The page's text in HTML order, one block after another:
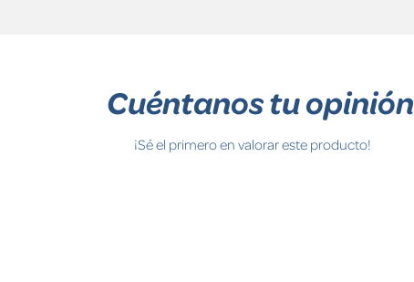
Cuéntanos tu opinión
¡Sé el primero en valorar este producto!